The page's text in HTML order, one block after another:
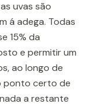
uvas são
á adega. Todas
15% da
e permitir um
ao longo de
ponto certo de
a restante